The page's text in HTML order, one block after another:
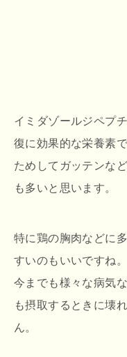
イミダゾールジペプ
復に効果的な栄養素で
ためしてガッテンな
も多いと思います。
特に鶏の胸肉などに
すいのもいいですね。
今までも様々な病気
も摂取するときに壊
ん。